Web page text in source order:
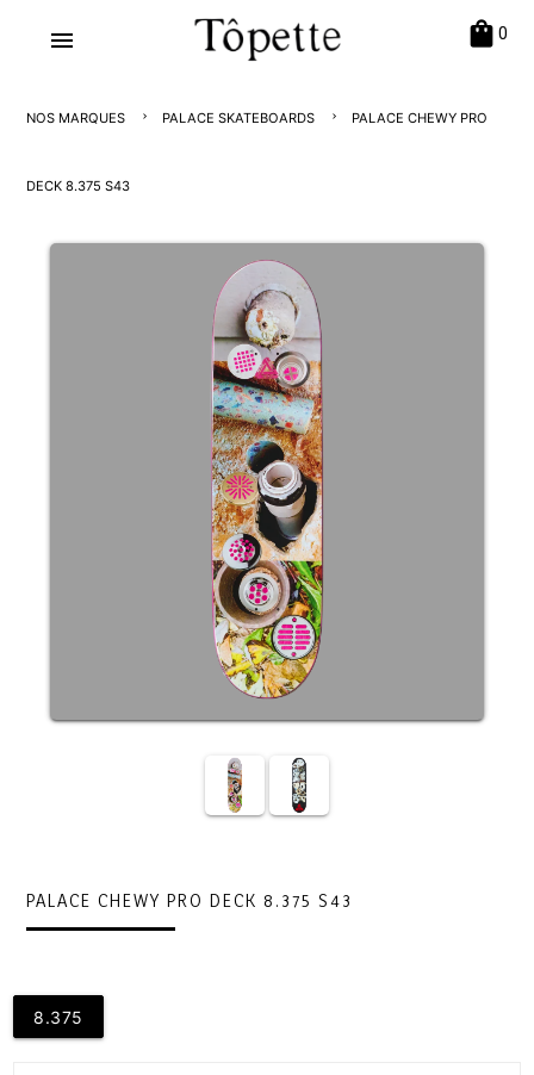
menu shopping_bag 0
NOS MARQUES PALACE SKATEBOARDS PALACE CHEWY PRO
DECK 8.375 S43
PALACE CHEWY PRO DECK 8.375 S43
8.375